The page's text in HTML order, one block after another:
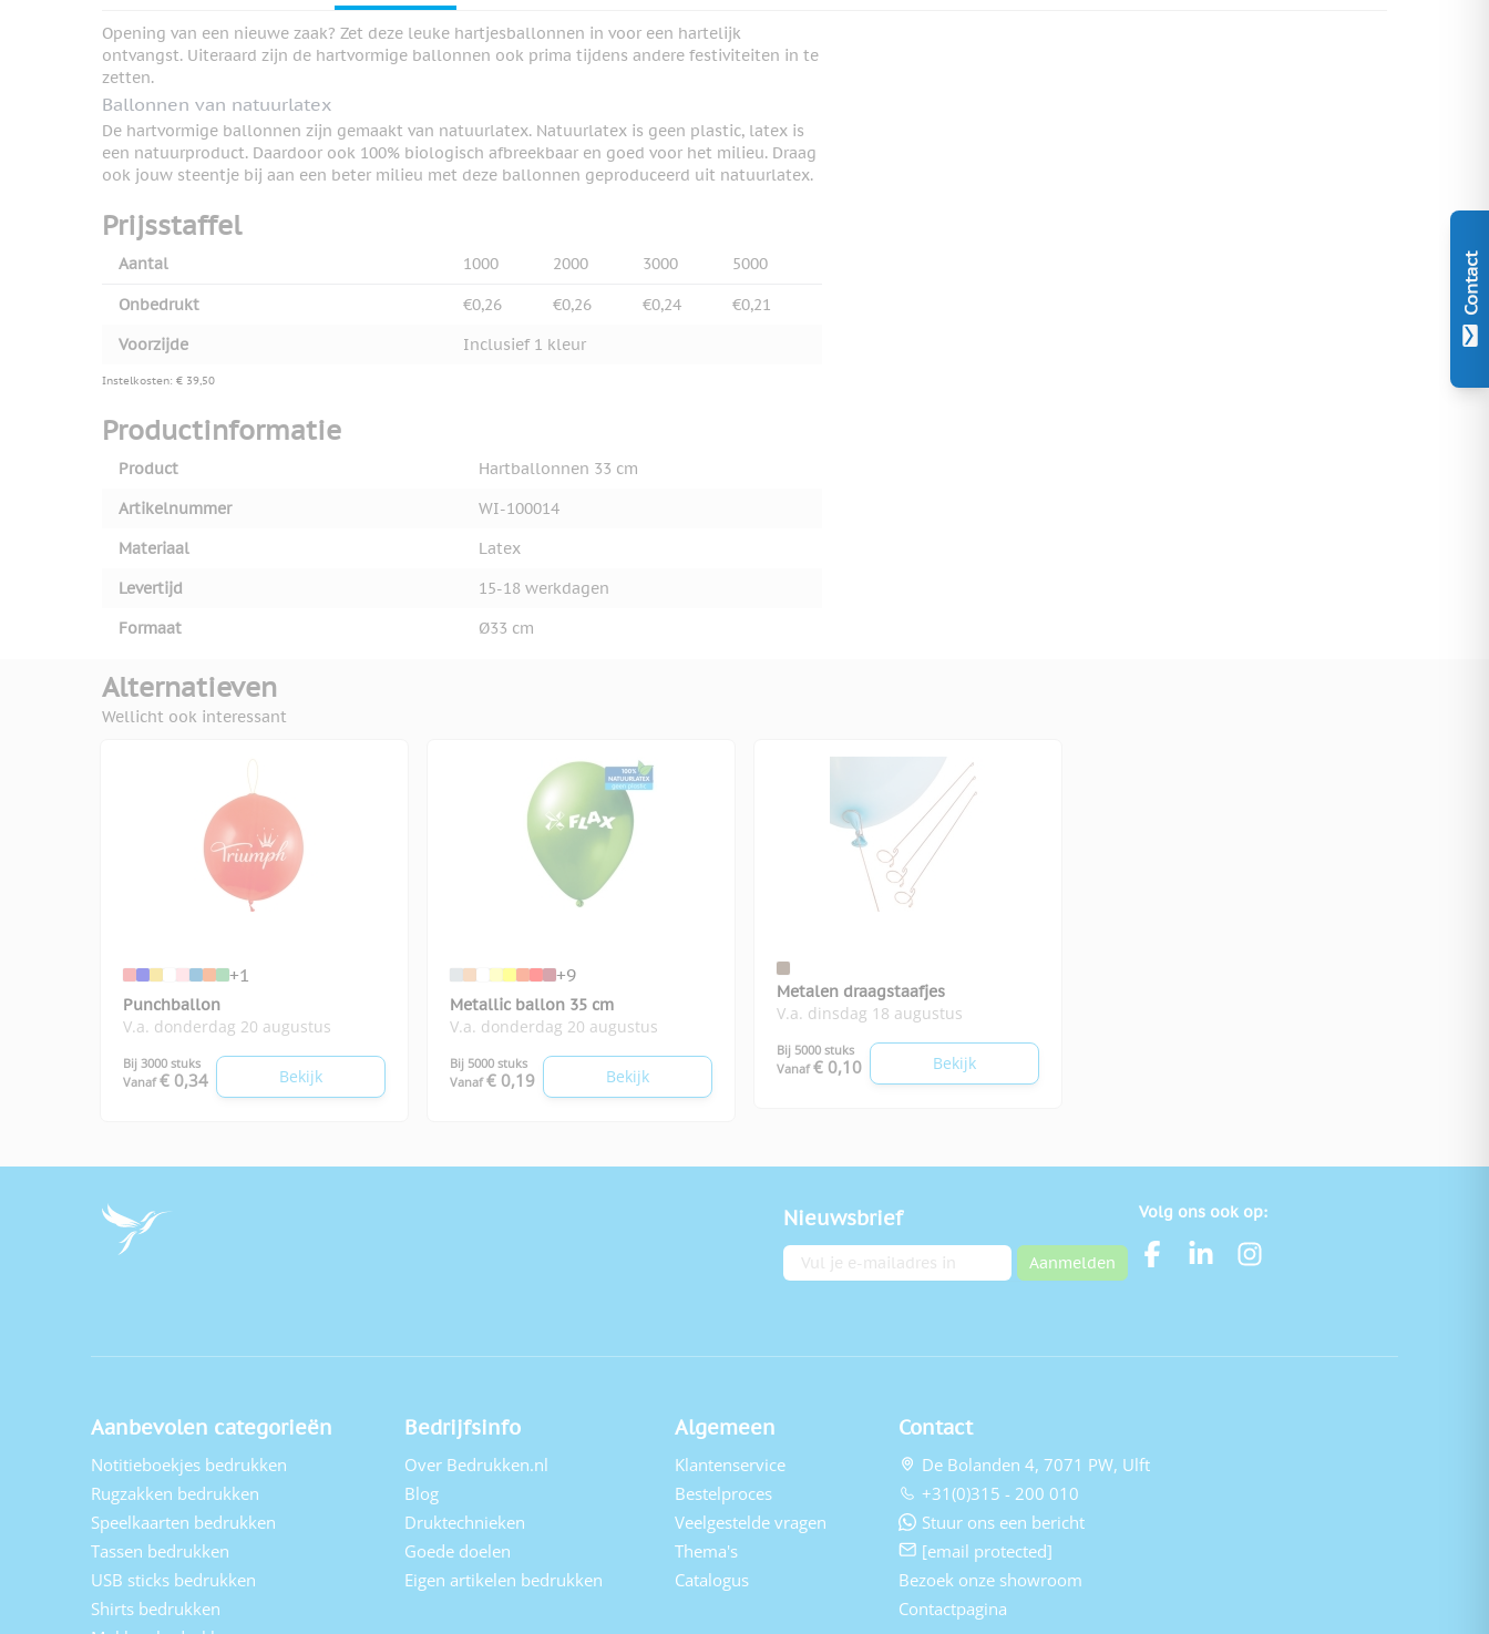
Contact
Opening van een nieuwe zaak? Zet deze leuke hartjesballonnen in voor een hartelijk
ontvangst. Uiteraard zijn de hartvormige ballonnen ook prima tijdens andere festiviteiten in te
zetten.
Ballonnen van natuurlatex
De hartvormige ballonnen zijn gemaakt van natuurlatex. Natuurlatex is geen plastic, latex is
een natuurproduct. Daardoor ook 100% biologisch afbreekbaar en goed voor het milieu. Draag
ook jouw steentje bij aan een beter milieu met deze ballonnen geproduceerd uit natuurlatex.
Prijsstaffel
Aantal 1000 2000 3000 5000
Onbedrukt €0,26 €0,26 €0,24
€0,21
Voorzijde
Inclusief 1 kleur
Instelkosten: € 39,50
Productinformatie
Product
Hartballonnen 33 cm
Artikelnummer
WI-100014
Materiaal
Latex
Levertijd
15-18 werkdagen
Formaat
Ø33 cm
Alternatieven
Wellicht ook interessant
+1
Punchballon
V.a. donderdag 20 augustus
Bij 3000 stuks
Vanaf € 0,34 Bekijk
+9
Metallic ballon 35 cm
V.a. donderdag 20 augustus
Bij 5000 stuks
Vanaf € 0,19 Bekijk
Metalen draagstaafjes
V.a. dinsdag 18 augustus
Bij 5000 stuks
Vanaf € 0,10 Bekijk
Nieuwsbrief
E-mailadres Aanmelden
Volg ons ook op:
Aanbevolen categorieën
Notitieboekjes bedrukken
Rugzakken bedrukken
Speelkaarten bedrukken
Tassen bedrukken
USB sticks bedrukken
Shirts bedrukken
Bedrijfsinfo
Over Bedrukken.nl
Blog
Druktechnieken
Goede doelen
Eigen artikelen bedrukken
Algemeen
Klantenservice
Bestelproces
Veelgestelde vragen
Thema's
Catalogus
Contact
De Bolanden 4, 7071 PW, Ulft
+31(0)315 - 200 010
Stuur ons een bericht
[email protected]
Bezoek onze showroom
Contactpagina